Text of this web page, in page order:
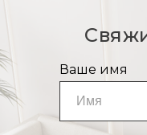
Ваше имя